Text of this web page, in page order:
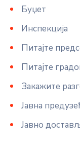
Буџет
Инспекција
Питајте
Питајте
Закажите
Јавна
Јавно